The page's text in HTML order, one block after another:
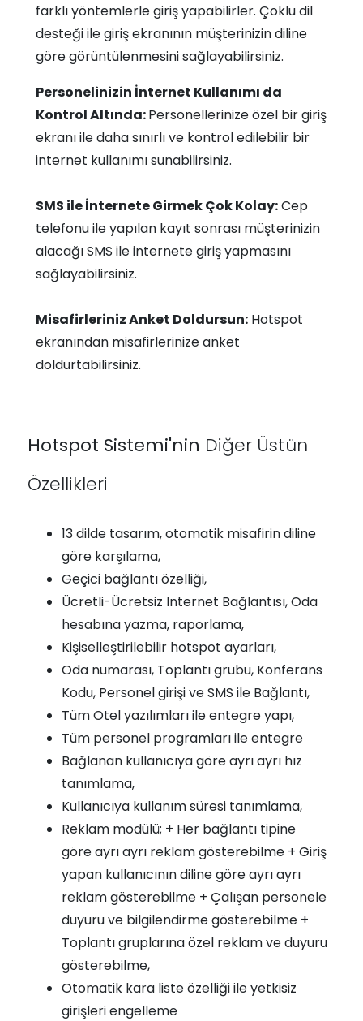
farklı yöntemlerle giriş yapabilirler. Çoklu dil
desteği ile giriş ekranının müşterinizin diline
göre görüntülenmesini sağlayabilirsiniz.
Personelinizin İnternet Kullanımı da
Kontrol Altında:Personellerinize özel bir giriş
ekranı ile daha sınırlı ve kontrol edilebilir bir
internet kullanımı sunabilirsiniz.
SMS ile İnternete Girmek Çok Kolay:Cep
telefonu ile yapılan kayıt sonrası müşterinizin
alacağı SMS ile internete giriş yapmasını
sağlayabilirsiniz.
Misafirleriniz Anket Doldursun: Hotspot
ekranından misafirlerinize anket
doldurtabilirsiniz.
Hotspot Sistemi'nin Diğer Üstün
Özellikleri
13 dilde tasarım, otomatik misafirin diline
göre karşılama,
Geçici bağlantı özelliği,
Ücretli-Ücretsiz Internet Bağlantısı, Oda
hesabına yazma, raporlama,
Kişiselleştirilebilir hotspot ayarları,
Oda numarası, Toplantı grubu, Konferans
Kodu, Personel girişi ve SMS ile Bağlantı,
Tüm Otel yazılımları ile entegre yapı,
Tüm personel programları ile entegre
Bağlanan kullanıcıya göre ayrı ayrı hız
tanımlama,
Kullanıcıya kullanım süresi tanımlama,
Reklam modülü; + Her bağlantı tipine
göre ayrı ayrı reklam gösterebilme + Giriş
yapan kullanıcının diline göre ayrı ayrı
reklam gösterebilme + Çalışan personele
duyuru ve bilgilendirme gösterebilme +
Toplantı gruplarına özel reklam ve duyuru
gösterebilme,
Otomatik kara liste özelliği ile yetkisiz
girişleri engelleme